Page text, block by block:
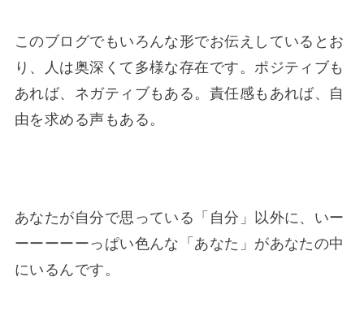
このブログでもいろんな形でお伝えしているとお
り、人は奥深くて多様な存在です。ポジティブも
あれば、ネガティブもある。責任感もあれば、自
由を求める声もある。
あなたが自分で思っている「自分」以外に、いー
ーーーーーっぱい色んな「あなた」があなたの中
にいるんです。